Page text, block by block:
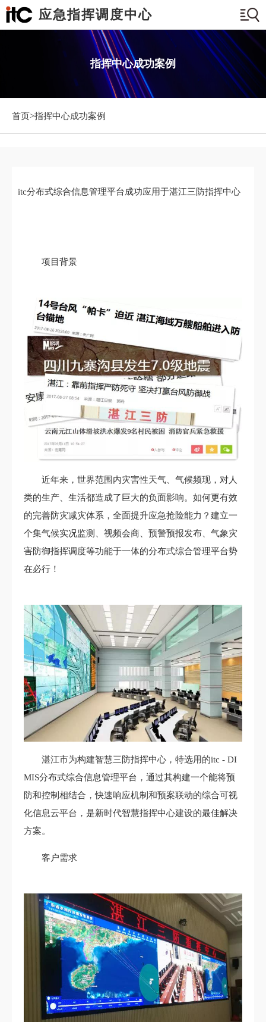
应急指挥调度中心
指挥中心成功案例
首页>指挥中心成功案例
itc分布式综合信息管理平台成功应用于湛江三防指挥中心
项目背景
近年来，世界范围内灾害性天气、气候频现，对人
类的生产、生活都造成了巨大的负面影响。如何更有效
的完善防灾减灾体系，全面提升应急抢险能力？建立一
个集气候实况监测、视频会商、预警预报发布、气象灾
害防御指挥调度等功能于一体的分布式综合管理平台势
在必行！
湛江市为构建智慧三防指挥中心，特选用的itc - DI
MIS分布式综合信息管理平台，通过其构建一个能将预
防和控制相结合，快速响应机制和预案联动的综合可视
化信息云平台，是新时代智慧指挥中心建设的最佳解决
方案。
客户需求